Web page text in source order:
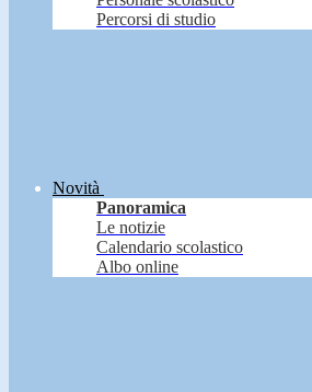
Percorsi di studio
Novità
Panoramica
Le notizie
Calendario scolastico
Albo online